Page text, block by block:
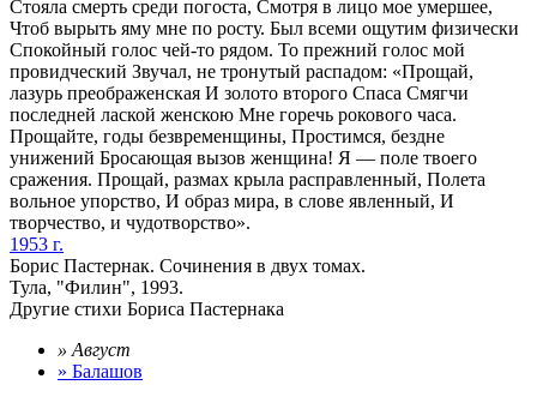
Стояла смерть среди погоста, Смотря в лицо мое умершее,
Чтоб вырыть яму мне по росту. Был всеми ощутим физически
Спокойный голос чей-то рядом. То прежний голос мой
провидческий Звучал, не тронутый распадом: «Прощай,
лазурь преображенская И золото второго Спаса Смягчи
последней лаской женскою Мне горечь рокового часа.
Прощайте, годы безвременщины, Простимся, бездне
унижений Бросающая вызов женщина! Я — поле твоего
сражения. Прощай, размах крыла расправленный, Полета
вольное упорство, И образ мира, в слове явленный, И
творчество, и чудотворство».
1953 г.
Борис Пастернак. Сочинения в двух томах.
Тула, "Филин", 1993.
Другие стихи Бориса Пастернака
» Август
» Балашов